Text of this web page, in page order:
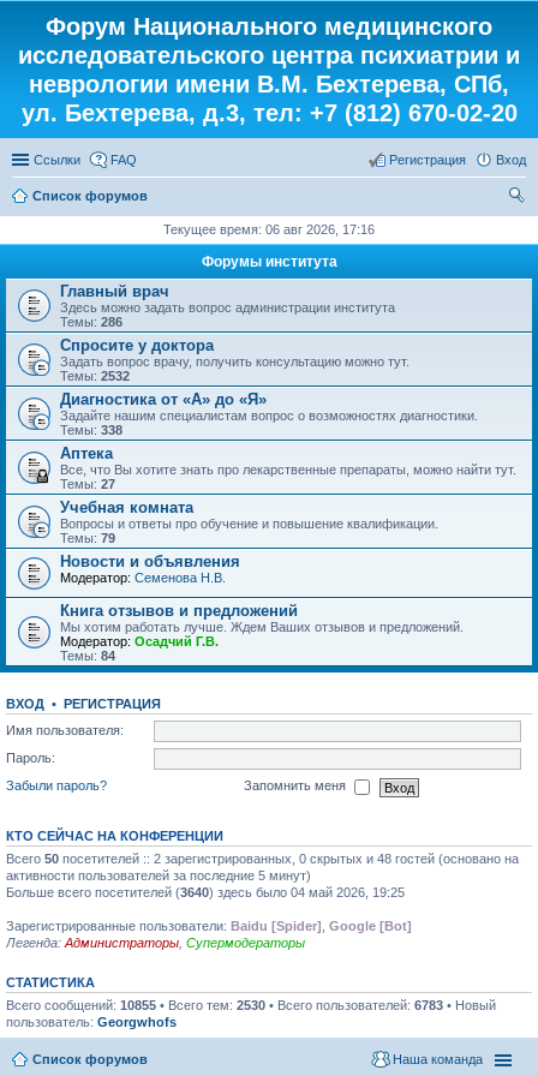
Форум Национального медицинского
исследовательского центра психиатрии и
неврологии имени В.М. Бехтерева, СПб,
ул. Бехтерева, д.3, тел: +7 (812) 670-02-20
Ссылки FAQ Вход
Регистрация
Список форумов
Текущее время: 06 авг 2026, 17:16
Форумы института
Главный врач
Здесь можно задать вопрос администрации института
Темы: 286
Спросите у доктора
Задать вопрос врачу, получить консультацию можно тут.
Темы: 2532
Диагностика от «А» до «Я»
Задайте нашим специалистам вопрос о возможностях диагностики.
Темы: 338
Аптека
Все, что Вы хотите знать про лекарственные препараты, можно найти тут.
Темы: 27
Учебная комната
Вопросы и ответы про обучение и повышение квалификации.
Темы: 79
Новости и объявления
Модератор: Семенова Н.В.
Книга отзывов и предложений
Мы хотим работать лучше. Ждем Ваших отзывов и предложений.
Модератор: Осадчий Г.В.
Темы: 84
ВХОД • РЕГИСТРАЦИЯ
Имя пользователя:
Пароль:
Забыли пароль?
Запомнить меня
КТО СЕЙЧАС НА КОНФЕРЕНЦИИ
Всего 50 посетителей :: 2 зарегистрированных, 0 скрытых и 48 гостей (основано на
активности пользователей за последние 5 минут)
Больше всего посетителей (3640) здесь было 04 май 2026, 19:25
Зарегистрированные пользователи: Baidu [Spider] Google [Bot]
Легенда: Администраторы Супермодераторы
СТАТИСТИКА
Всего сообщений: 10855 • Всего тем: 2530 • Всего пользователей: 6783 • Новый
пользователь: Georgwhofs
Список форумов Наша команда